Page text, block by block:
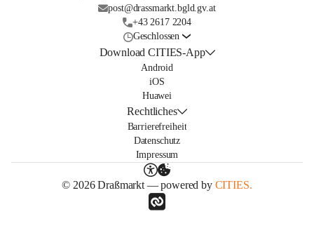
post@drassmarkt.bgld.gv.at
+43 2617 2204
Geschlossen
Download CITIES-App
Android
iOS
Huawei
Rechtliches
Barrierefreiheit
Datenschutz
Impressum
© 2026 Draßmarkt — powered by CITIES.